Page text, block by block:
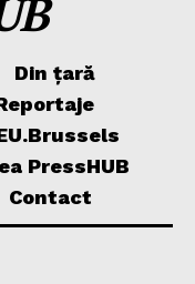
Din țară
PressHUB
Contact